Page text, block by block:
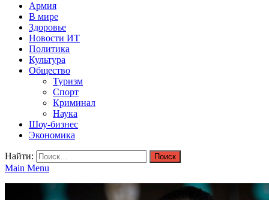
Армия
В мире
Здоровье
Новости ИТ
Политика
Культура
Общество
Туризм
Спорт
Криминал
Наука
Шоу-бизнес
Экономика
Найти:
Main Menu